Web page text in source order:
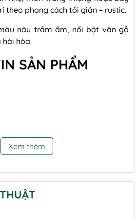
theo phong cách tối giản – rustic.
nâu trầm ấm, nổi bật vân gỗ
hài hòa.
SẢN PHẨM
bánh ngọt, món tráng miệng,
món ăn theo set cá nhân.
nhà hàng, quán cà phê,
Xem thêm